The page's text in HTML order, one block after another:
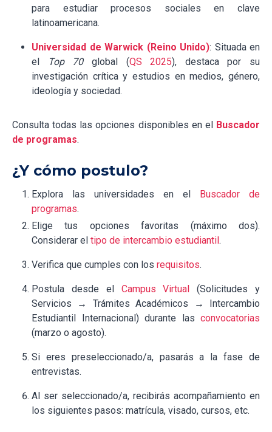
para estudiar procesos sociales en clave
latinoamericana.
Universidad de Warwick (Reino Unido): Situada en
el
Top 70global (QS 2025), destaca por su
investigación crítica y estudios en medios, género,
ideología y sociedad.
Consulta todas las opciones disponibles en el Buscador
de programas.
¿Y cómo postulo?
Explora las universidades en el Buscador de
programas.
Elige tus opciones favoritas (máximo dos).
Considerar el tipo de intercambio estudiantil.
Verifica que cumples con los requisitos.
Postula desde el Campus Virtual (Solicitudes y
Servicios → Trámites Académicos → Intercambio
Estudiantil Internacional) durante las convocatorias
(marzo o agosto).
Si eres preseleccionado/a, pasarás a la fase de
entrevistas.
Al ser seleccionado/a, recibirás acompañamiento en
los siguientes pasos: matrícula, visado, cursos, etc.